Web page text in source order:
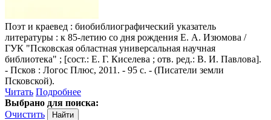
Поэт и краевед : биобиблиографический указатель
литературы : к 85-летию со дня рождения Е. А. Изюмова /
ГУК "Псковская областная универсальная научная
библиотека" ; [сост.: Е. Г. Киселева ; отв. ред.: В. И. Павлова].
- Псков : Логос Плюс, 2011. - 95 с. - (Писатели земли
Псковской).
Читать Подробнее
Выбрано для поиска:
Очистить